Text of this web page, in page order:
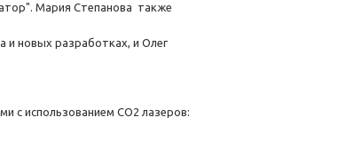
Мария Степанова также
и новых разработках, и Олег
с использованием СО2 лазеров: